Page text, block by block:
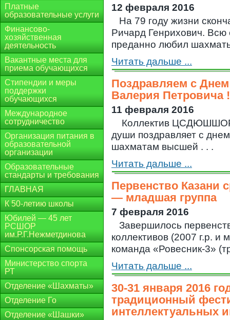
Платные
образовательные услуги
Финансово-
хозяйственная
деятельность
Вакантные места для
приема обучающихся
Стипендии и меры
поддержки
обучающихся
Международное
сотрудничество
Организация питания в
образовательной
организации
Образовательные
стандарты и требования
ГЛАВНАЯ
К 50-летию школы
Юбилей — 45 лет
РСШОР
им.Р.Г.Нежметдинова
Спонсорская помощь
Министерство спорта
РТ
Отделение «Шахматы»
Отделение Го
Отделение «Шашки»
12 февраля 2016
На 79 году жизни
Ричард Генрихович. Всю
преданно любил
Читать дальше ...
Поздравляем с
Валерия Петровича !
11 февраля 2016
Коллектив ЦСДЮШШОР
души поздравляет с
шахматам высшей . . .
Читать дальше ...
Первенство Казани
— младшая группа
7 февраля 2016
Завершилось
коллективов (2007 г.р.
команда «Ровесник-3»
Читать дальше ...
30-31 января 2016
традиционный
интеллектуальных